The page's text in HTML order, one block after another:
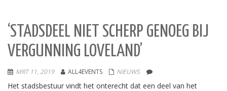
‘STADSDEEL NIET SCHERP GENOEG BIJ
VERGUNNING LOVELAND’
MRT 11, 2019 ALL4EVENTS NIEUWS
Het stadsbestuur vindt het onterecht dat een deel van het